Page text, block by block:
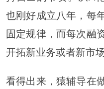
也刚好成立八年，每
固定规律，而每次融
开拓新业务或者新市场
看得出来，猿辅导在